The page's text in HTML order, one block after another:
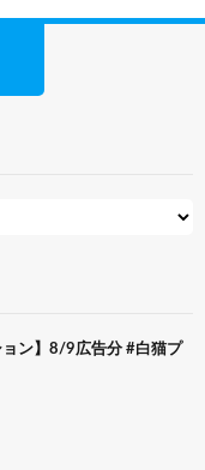
ョン】8/9広告分 #白猫プ